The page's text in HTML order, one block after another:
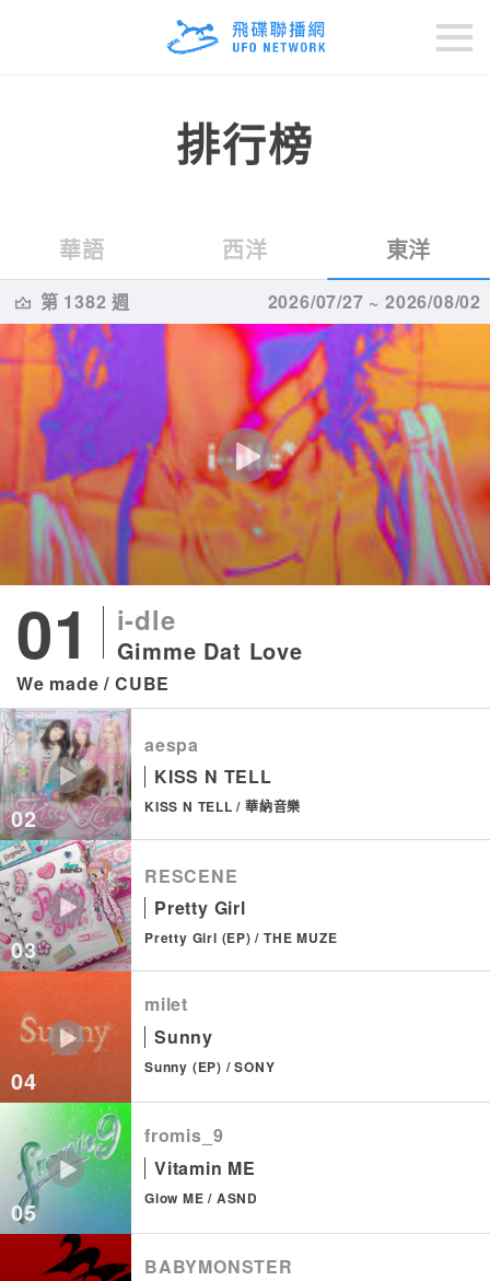
排行榜
華語 西洋 東洋
第 1382 週 2026/07/27 ~ 2026/08/02
01 i-dle
Gimme Dat Love
We made CUBE
02
aespa
KISS N TELL
KISS N TELL 華納音樂
03
RESCENE
Pretty Girl
Pretty Girl (EP) THE MUZE
04
milet
Sunny
Sunny (EP) SONY
05
fromis_9
Vitamin ME
Glow ME ASND
BABYMONSTER